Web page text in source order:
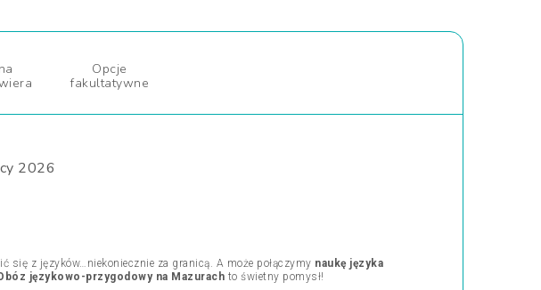
Opcje
fakultatywne
2026
się z języków…niekoniecznie za granicą. A może połączymy naukę języka
językowo-przygodowy na Mazurach to świetny pomysł!